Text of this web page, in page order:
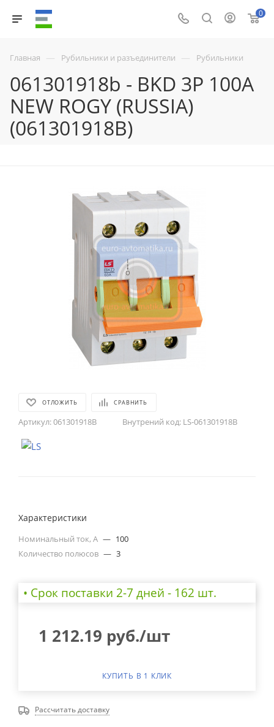
0
Главная — Рубильники и разъединители — Рубильники
061301918b - BKD 3P 100A
NEW ROGY (RUSSIA)
(061301918B)
ОТЛОЖИТЬ СРАВНИТЬ
Артикул:061301918B Внутрений код: LS-061301918B
Характеристики
Номинальный ток, А — 100
Количество полюсов — 3
• Cрок поставки 2-7 дней - 162 шт.
1 212.19 руб./шт
КУПИТЬ В 1 КЛИК
Рассчитать доставку